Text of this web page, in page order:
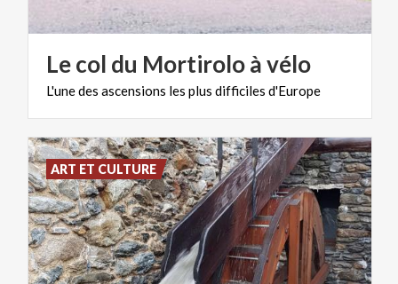
Lecol du Mortiroloàvélo
L'unedes ascensions les plus difficiles d'Europe
ART ET CULTURE